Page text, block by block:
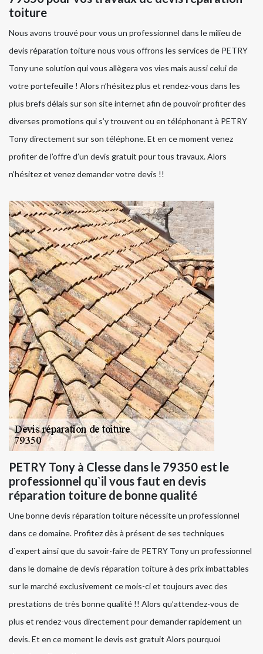
toiture
Nous avons trouvé pour vous un professionnel dans le milieu de
devis réparation toiture nous vous offrons les services de PETRY
Tony une solution qui vous allègera vos vies mais aussi celui de
votre portefeuille ! Alors n’hésitez plus et rendez-vous dans les
plus brefs délais sur son site internet afin de pouvoir profiter des
diverses promotions qui s’y trouvent ou en téléphonant à PETRY
Tony directement sur son téléphone. Et en ce moment venez
profiter de l’offre d’un devis gratuit pour tous travaux. Alors
n’hésitez et venez demander votre devis !!
PETRY Tony à Clesse dans le 79350 est le
professionnel qu`il vous faut en devis
réparation toiture de bonne qualité
Une bonne devis réparation toiture nécessite un professionnel
dans ce domaine. Profitez dès à présent de ses techniques
d`expert ainsi que du savoir-faire de PETRY Tony un professionnel
dans le domaine de devis réparation toiture à des prix imbattables
sur le marché exclusivement ce mois-ci et toujours avec des
prestations de très bonne qualité !! Alors qu’attendez-vous de
plus et rendez-vous directement pour demander rapidement un
devis. Et en ce moment le devis est gratuit Alors pourquoi